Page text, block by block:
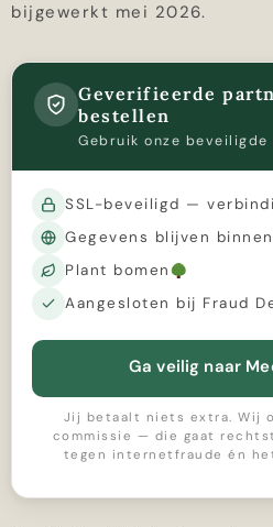
bijgewerkt mei 2026.
Geverifieerde
bestellen
Gebruik onze beveiligde
SSL-beveiligd —
Gegevens blijven
Plant bomen
Aangesloten bij Fraud
Ga veilig naar
Jij betaalt niets extra. Wij
commissie — die gaat
tegen internetfraude én